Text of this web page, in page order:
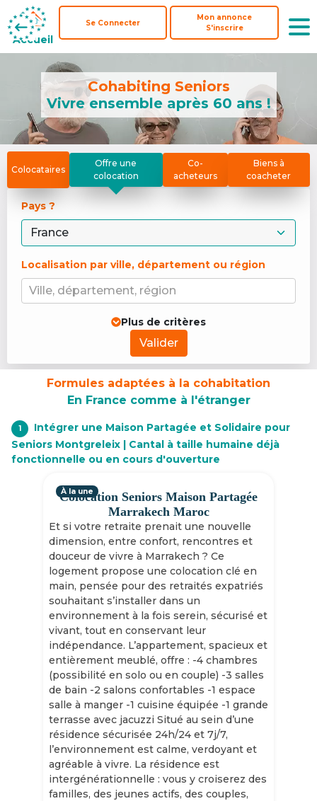
Accueil
Se Connecter
Mon annonce
S'inscrire
Accueil
Se Connecter
Mon annonce
S'inscrire
Cohabiting Seniors
Vivre ensemble après 60 ans !
Colocataires
Offre une
colocation
Co-
acheteurs
Biens à
coacheter
Pays ?
Localisation par ville, département ou région
Ville, département, région
Plus de critères
Valider
Formules adaptées à la cohabitation
En France comme à l'étranger
1
Intégrer une Maison Partagée et Solidaire pour
Seniors Montgreleix | Cantal à taille humaine déjà
fonctionnelle ou en cours d'ouverture
Colocation Seniors Maison Partagée
Marrakech Maroc
Et si votre retraite prenait une nouvelle
dimension, entre confort, rencontres et
douceur de vivre à Marrakech ? Ce
logement propose une colocation clé en
main, pensée pour des retraités expatriés
souhaitant s’installer dans un
environnement à la fois serein, sécurisé et
vivant, tout en conservant leur
indépendance. L’appartement, spacieux et
entièrement meublé, offre : -4 chambres
(possibilité en solo ou en couple) -3 salles
de bain -2 salons confortables -1 espace
salle à manger -1 cuisine équipée -1 grande
terrasse avec jacuzzi Situé au sein d’une
résidence sécurisée 24h/24 et 7j/7,
l’environnement est calme, verdoyant et
agréable à vivre. La résidence est
intergénérationnelle : vous y croiserez des
familles, des jeunes actifs, des couples,
À la une